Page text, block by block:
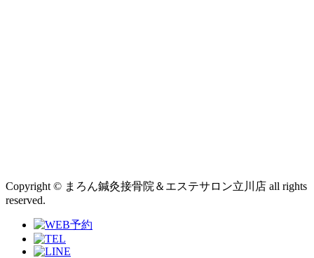
Copyright © まろん鍼灸接骨院＆エステサロン立川店 all rights
reserved.